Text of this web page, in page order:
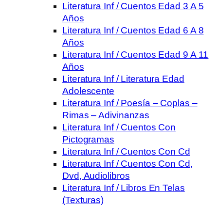
Literatura Inf / Cuentos Edad 3 A 5
Años
Literatura Inf / Cuentos Edad 6 A 8
Años
Literatura Inf / Cuentos Edad 9 A 11
Años
Literatura Inf / Literatura Edad
Adolescente
Literatura Inf / Poesía – Coplas –
Rimas – Adivinanzas
Literatura Inf / Cuentos Con
Pictogramas
Literatura Inf / Cuentos Con Cd
Literatura Inf / Cuentos Con Cd,
Dvd, Audiolibros
Literatura Inf / Libros En Telas
(Texturas)